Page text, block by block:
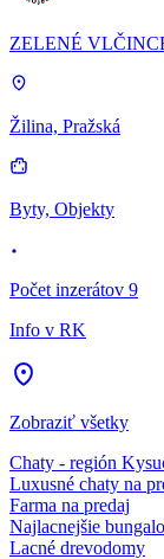
ZELENÉ
Žilina, Pražská
Byty, Objekty
Počet inzerátov 9
Info v RK
Zobraziť všetky
Chaty - región
Luxusné chaty na
Farma na predaj
Najlacnejšie
Lacné drevodomy